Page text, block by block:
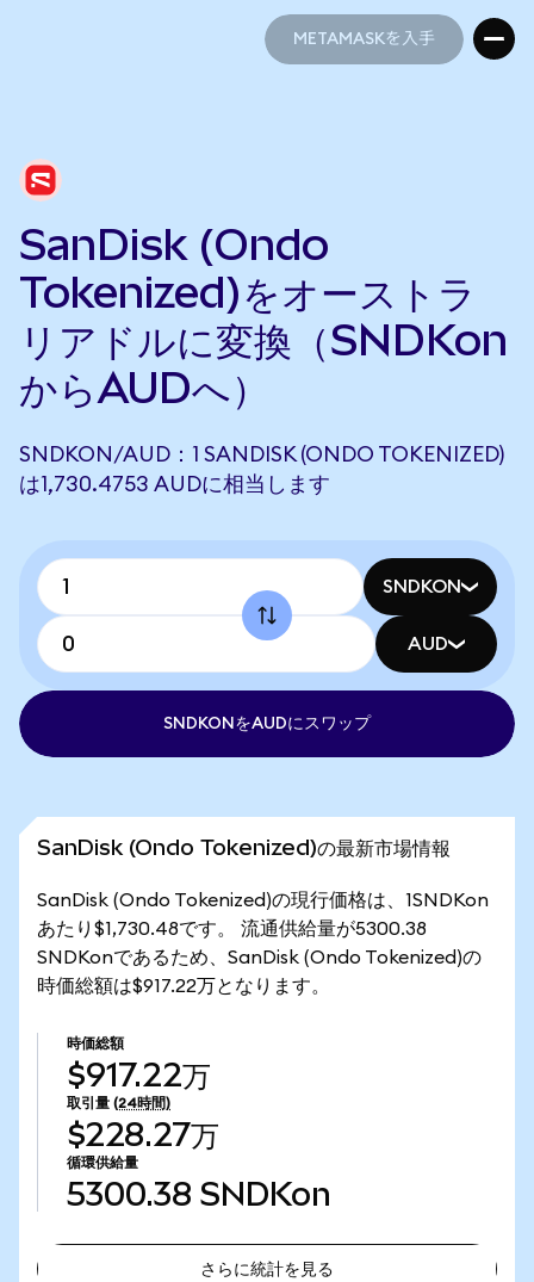
METAMASKを入手
SanDisk (Ondo
Tokenized)をオーストラ
リアドルに変換（SNDKon
からAUDへ）
SNDKON/AUD：1 SANDISK (ONDO TOKENIZED)
は1,730.4753 AUDに相当します
SNDKON
AUD
SNDKONをAUDにスワップ
SanDisk (Ondo Tokenized)の最新市場情報
SanDisk (Ondo Tokenized)の現行価格は、1SNDKon
あたり$1,730.48です。 流通供給量が5300.38
SNDKonであるため、SanDisk (Ondo Tokenized)の
時価総額は$917.22万となります。
時価総額
$917.22万
取引量 (24時間)
$228.27万
循環供給量
5300.38 SNDKon
さらに統計を見る